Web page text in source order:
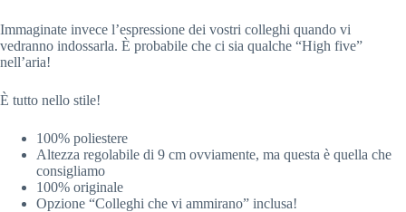
Immaginate invece l’espressione dei vostri colleghi quando vi
vedranno indossarla. È probabile che ci sia qualche “High five”
nell’aria!
È tutto nello stile!
100% poliestere
Altezza regolabile di 9 cm ovviamente, ma questa è quella che
consigliamo
100% originale
Opzione “Colleghi che vi ammirano” inclusa!